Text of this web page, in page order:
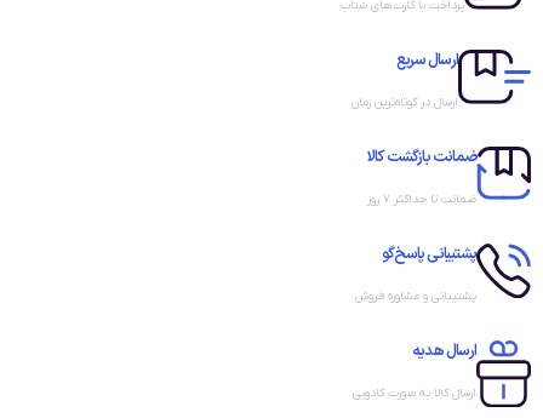
پرداخت با کارت‌های شتاب
ارسال سریع
ارسال در کوتاه‌ترین زمان
ضمانت بازگشت کالا
ضمانت تا حداکثر ۷ روز
پشتیبانی پاسخ‌گو
پشتیبانی و مشاوره فروش
ارسال هدیه
ارسال کالا به صورت کادویی